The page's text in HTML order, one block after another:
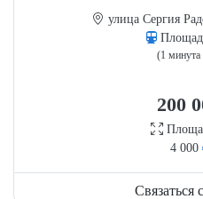
улица Сергия
(1
200
4 000
Связаться